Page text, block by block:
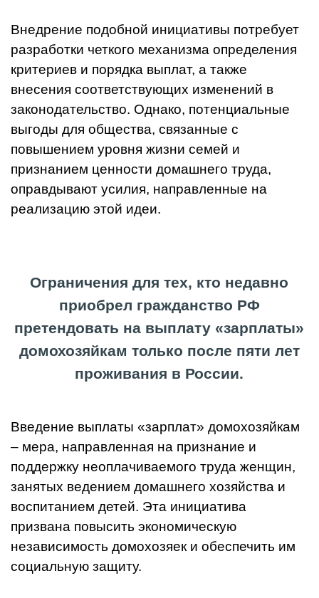
Внедрение подобной инициативы потребует
разработки четкого механизма определения
критериев и порядка выплат, а также
внесения соответствующих изменений в
законодательство. Однако, потенциальные
выгоды для общества, связанные с
повышением уровня жизни семей и
признанием ценности домашнего труда,
оправдывают усилия, направленные на
реализацию этой идеи.
Ограничения для тех, кто недавно
приобрел гражданство РФ
претендовать на выплату «зарплаты»
домохозяйкам только после пяти лет
проживания в России.
Введение выплаты «зарплат» домохозяйкам
– мера, направленная на признание и
поддержку неоплачиваемого труда женщин,
занятых ведением домашнего хозяйства и
воспитанием детей. Эта инициатива
призвана повысить экономическую
независимость домохозяек и обеспечить им
социальную защиту.